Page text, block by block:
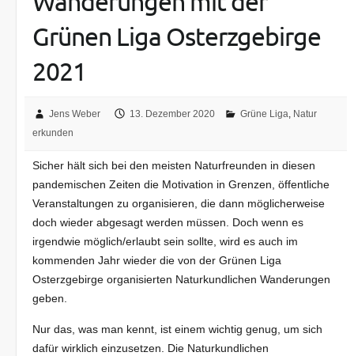
Grünen Liga Osterzgebirge
2021
Jens Weber 13. Dezember 2020 Grüne Liga, Natur
erkunden
Sicher hält sich bei den meisten Naturfreunden in diesen
pandemischen Zeiten die Motivation in Grenzen, öffentliche
Veranstaltungen zu organisieren, die dann möglicherweise
doch wieder abgesagt werden müssen. Doch wenn es
irgendwie möglich/erlaubt sein sollte, wird es auch im
kommenden Jahr wieder die von der Grünen Liga
Osterzgebirge organisierten Naturkundlichen Wanderungen
geben.
Nur das, was man kennt, ist einem wichtig genug, um sich
dafür wirklich einzusetzen. Die Naturkundlichen